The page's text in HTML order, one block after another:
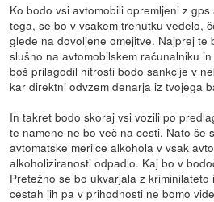
Ko bodo vsi avtomobili opremljeni z
tega, se bo v vsakem trenutku vedelo,
glede na dovoljene omejitve. Najprej te
slušno na avtomobilskem računalniku
boš prilagodil hitrosti bodo sankcije v
kar direktni odvzem denarja iz tvojega
In takret bodo skoraj vsi vozili po
te namene ne bo več na cesti. Nato še
avtomatske merilce alkohola v vsak
alkoholiziranosti odpadlo. Kaj bo v
Pretežno se bo ukvarjala z
cestah jih pa v prihodnosti ne bomo